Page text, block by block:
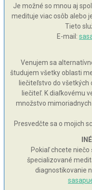
Je možné so mnou aj
medituje viac osôb alebo
Tieto
E-mail:
Venujem sa
študujem všetky oblasti
liečiteľstvo do všetkých
liečiteľ. K diaľkovému
množstvo
Presvedčte sa o mojich
Pokiaľ chcete niečo
špecializované
diagnostikovanie